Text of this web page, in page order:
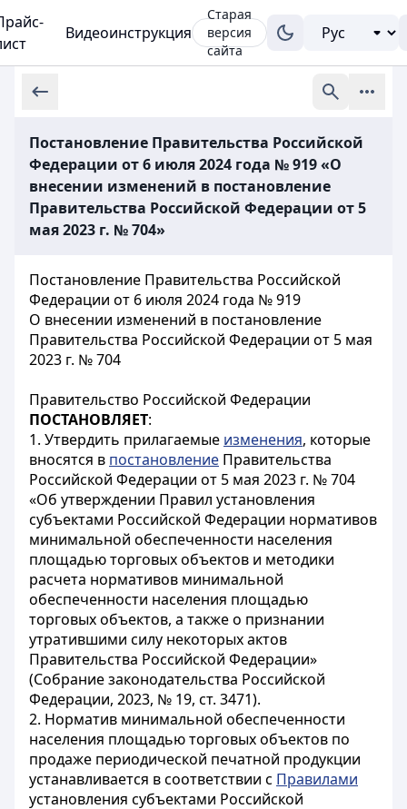
Видеоинструкция
Старая
версия
сайта
Постановление Правительства Российской
Федерации от 6 июля 2024 года № 919 «О
внесении изменений в постановление
Правительства Российской Федерации от 5
мая 2023 г. № 704»
Постановление Правительства Российской
Федерации от 6 июля 2024 года № 919
О внесении изменений в постановление
Правительства Российской Федерации от 5 мая
2023 г. № 704
Правительство Российской Федерации
ПОСТАНОВЛЯЕТ:
1. Утвердить прилагаемые изменения, которые
вносятся в постановление Правительства
Российской Федерации от 5 мая 2023 г. № 704
«Об утверждении Правил установления
субъектами Российской Федерации нормативов
минимальной обеспеченности населения
площадью торговых объектов и методики
расчета нормативов минимальной
обеспеченности населения площадью
торговых объектов, а также о признании
утратившими силу некоторых актов
Правительства Российской Федерации»
(Собрание законодательства Российской
Федерации, 2023, № 19, ст. 3471).
2. Норматив минимальной обеспеченности
населения площадью торговых объектов по
продаже периодической печатной продукции
устанавливается в соответствии с Правилами
установления субъектами Российской